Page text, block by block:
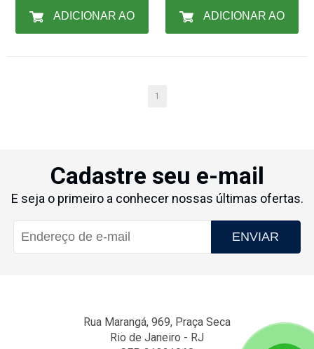
1
Cadastre seu e-mail
E seja o primeiro a conhecer nossas últimas ofertas.
ENVIAR
Rua Marangá, 969, Praça Seca
Rio de Janeiro - RJ